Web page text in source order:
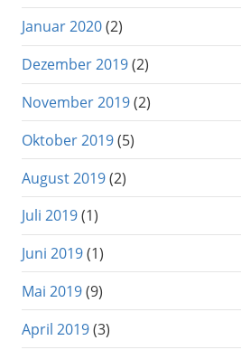
Januar 2020(2)
Dezember 2019(2)
November 2019(2)
Oktober 2019(5)
August 2019(2)
Juli 2019(1)
Juni 2019(1)
Mai 2019(9)
April 2019(3)